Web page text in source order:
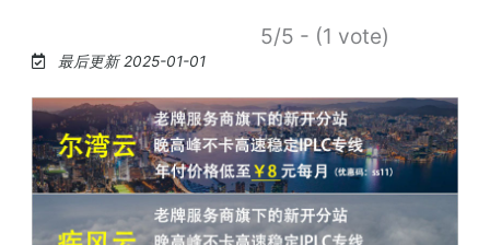
5/5 - (1 vote)
最后更新 2025-01-01